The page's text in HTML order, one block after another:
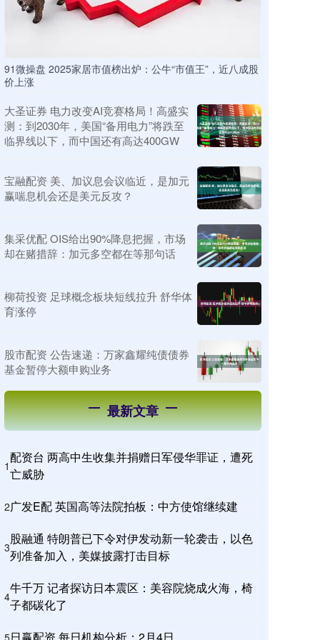
91微操盘 2025家居市值榜出炉：公牛“市值王”，近八成股
价上涨
大圣证券 电力改变AI竞赛格局！高盛实
测：到2030年，美国“备用电力”将跌至
临界线以下，而中国还有高达400GW
宝融配资 美、加议息会议临近，是加元
赢喘息机会还是美元反攻？
集采优配 OIS给出90%降息把握，市场
却在赌措辞：加元多空都在等那句话
柳荷投资 足球概念板块短线拉升 舒华体
育涨停
股市配资 公告速递：万家鑫耀纯债债券
基金暂停大额申购业务
最新文章
1
配资台 两高中生收集并捐赠日军侵华罪证，遭死
亡威胁
2广发E配 英国高等法院拍板：中方使馆继续建
3
股融通 特朗普已下令对伊发动新一轮袭击，以色
列准备加入，美媒披露打击目标
4
牛千万 记者探访日本震区：美容院烧成火海，椅
子都碳化了
5